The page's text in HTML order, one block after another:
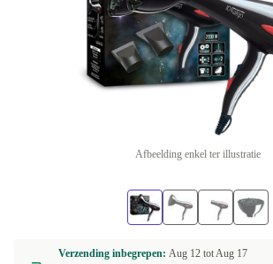
Afbeelding enkel ter illustratie
Verzending inbegrepen: Aug 12 totAug 17